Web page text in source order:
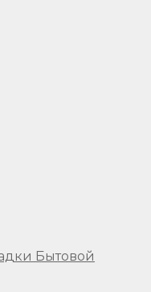
Бытовой